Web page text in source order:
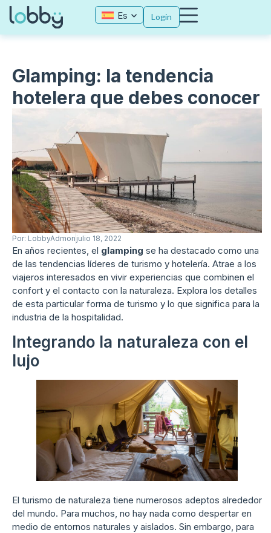
Es Login
Glamping: la tendencia
hotelera que debes conocer
Por: LobbyAdmon julio 18, 2022
En años recientes, el glamping se ha destacado como una
de las tendencias líderes de turismo y hotelería. Atrae a los
viajeros interesados en vivir experiencias que combinen el
confort y el contacto con la naturaleza. Explora los detalles
de esta particular forma de turismo y lo que significa para la
industria de la hospitalidad.
Integrando la naturaleza con el
lujo
El turismo de naturaleza tiene numerosos adeptos alrededor
del mundo. Para muchos, no hay nada como despertar en
medio de entornos naturales y aislados. Sin embargo, para